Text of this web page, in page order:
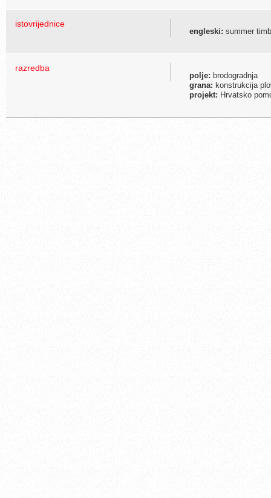
istovrijednice
engleski: summer
razredba
polje: brodogradnja
grana: konstrukcija
projekt: Hrvatsko